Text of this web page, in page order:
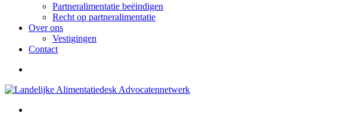
Partneralimentatie beëindigen
Recht op partneralimentatie
Over ons
Vestigingen
Contact